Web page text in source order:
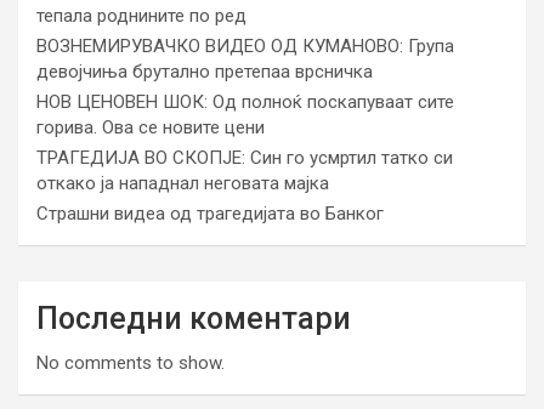
тепала роднините по ред
ВОЗНЕМИРУВАЧКО ВИДЕО ОД КУМАНОВО: Група
девојчиња брутално претепаа врсничка
НОВ ЦЕНОВЕН ШОК: Од полноќ поскапуваат сите
горива. Ова се новите цени
ТРАГЕДИЈА ВО СКОПЈЕ: Син го усмртил татко си
откако ја нападнал неговата мајка
Страшни видеа од трагедијата во Банког
Последни коментари
No comments to show.